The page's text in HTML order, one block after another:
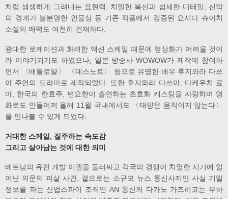
처럼 생생하게 그려내는 표현력, 치밀한 복선과 섬세한 디테일, 선악
의 경계가 불분명한 인물상 등 기존 작품에서 검증된 요시다 슈이치
소설의 매력도 여전히 건재하다.
광대한 로케이션과 화려한 액션 스케일 때문에 영상화가 어려울 것이
라 이야기되기도 하였으나, 일본 방송사 WOWOW가 제작에 참여하
면서 〈배틀로얄〉 〈데스노트〉 등으로 유명한 배우 후지와라 다쓰
야 주연의 드라마로 제작되었다. 또한 후지와라 다쓰야, 다케우치 료
마, 한국의 한효주, 변요한이 출연하는 초호화 캐스팅을 자랑하며 영
화로도 만들어져 올해 11월 국내에서도 〈태양은 움직이지 않는다〉
를 만나볼 수 있게 되었다.
거대한 스케일, 질주하는 속도감
그리고 살아남는 것에 대한 의미
베트남의 유전 개발 이권을 둘러싸고 각국의 경쟁이 치열한 시기에 일
어난 의문의 피살 사건. 겉으로는 소규모 뉴스 통신사지만 사실 기밀
정보를 파는 산업스파이 조직인 AN 통신의 다카노 가즈히코는 부하